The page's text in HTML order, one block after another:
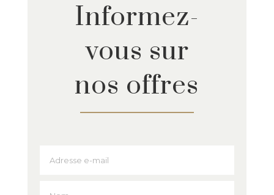
Informez-
vous sur
nos offres